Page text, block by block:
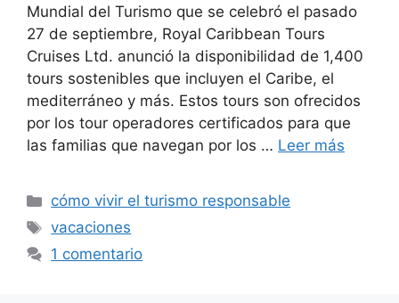
Mundial del Turismo que se celebró el pasado
27 de septiembre, Royal Caribbean Tours
Cruises Ltd. anunció la disponibilidad de 1,400
tours sostenibles que incluyen el Caribe, el
mediterráneo y más. Estos tours son ofrecidos
por los tour operadores certificados para que
las familias que navegan por los … Leer más
Categorías
cómo vivir el turismo responsable
Etiquetas
vacaciones
1 comentario